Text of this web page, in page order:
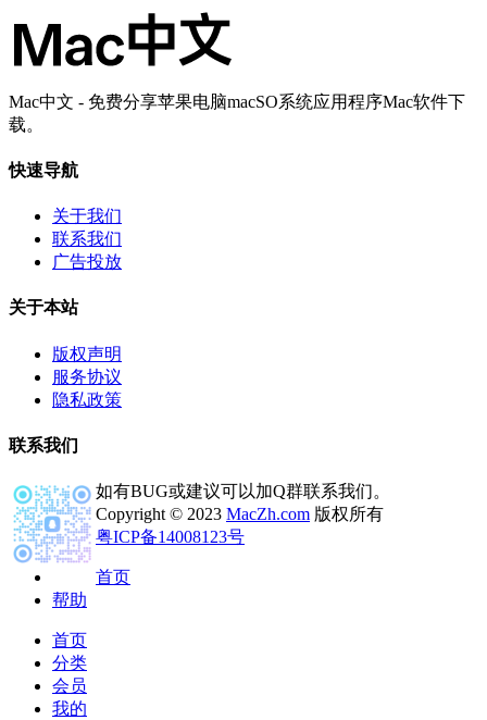
Mac中文 - 免费分享苹果电脑macSO系统应用程序Mac软件下
载。
快速导航
关于我们
联系我们
广告投放
关于本站
版权声明
服务协议
隐私政策
联系我们
如有BUG或建议可以加Q群联系我们。
Copyright © 2023 MacZh.com 版权所有
粤ICP备14008123号
首页
帮助
首页
分类
会员
我的